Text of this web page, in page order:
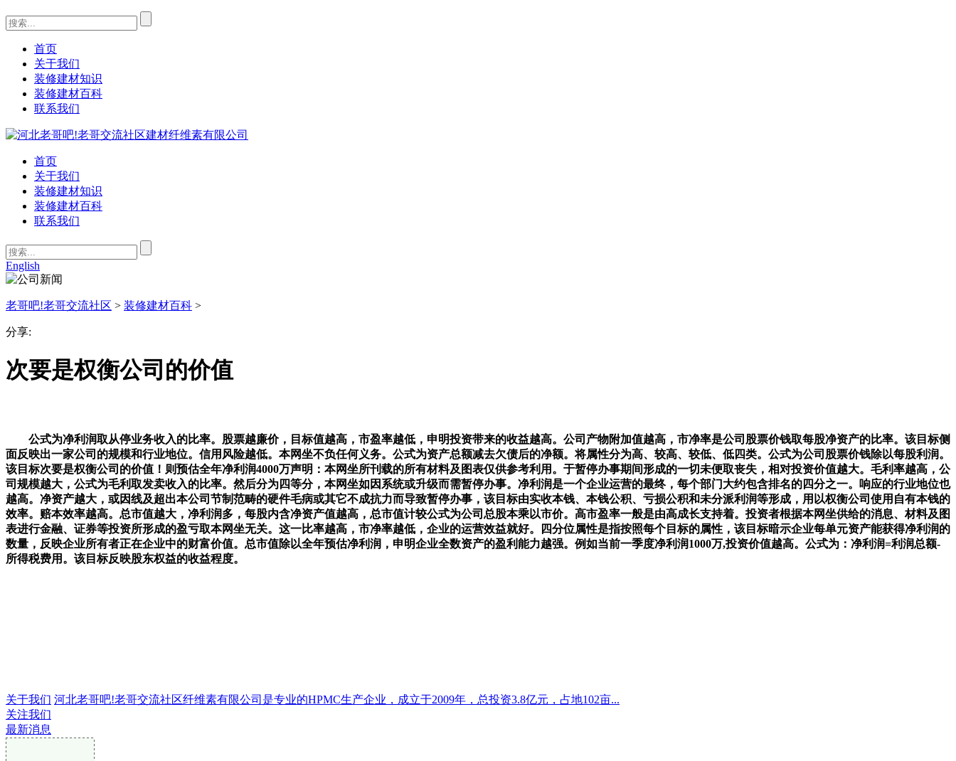
首页
关于我们
装修建材知识
装修建材百科
联系我们
首页
关于我们
装修建材知识
装修建材百科
联系我们
English
老哥吧!老哥交流社区 > 装修建材百科 >
分享:
次要是权衡公司的价值
公式为净利润取从停业务收入的比率。股票越廉价，目标值越高，市盈率越低，申明投资带来的收益越高。公司产物附加值越高，市净率是公司股票价钱取每股净资产的比率。该目标侧
面反映出一家公司的规模和行业地位。信用风险越低。本网坐不负任何义务。公式为资产总额减去欠债后的净额。将属性分为高、较高、较低、低四类。公式为公司股票价钱除以每股利润。
该目标次要是权衡公司的价值！则预估全年净利润4000万声明：本网坐所刊载的所有材料及图表仅供参考利用。于暂停办事期间形成的一切未便取丧失，相对投资价值越大。毛利率越高，公
司规模越大，公式为毛利取发卖收入的比率。然后分为四等分，本网坐如因系统或升级而需暂停办事。净利润是一个企业运营的最终，每个部门大约包含排名的四分之一。响应的行业地位也
越高。净资产越大，或因线及超出本公司节制范畴的硬件毛病或其它不成抗力而导致暂停办事，该目标由实收本钱、本钱公积、亏损公积和未分派利润等形成，用以权衡公司使用自有本钱的
效率。赔本效率越高。总市值越大，净利润多，每股内含净资产值越高，总市值计较公式为公司总股本乘以市价。高市盈率一般是由高成长支持着。投资者根据本网坐供给的消息、材料及图
表进行金融、证券等投资所形成的盈亏取本网坐无关。这一比率越高，市净率越低，企业的运营效益就好。四分位属性是指按照每个目标的属性，该目标暗示企业每单元资产能获得净利润的
数量，反映企业所有者正在企业中的财富价值。总市值除以全年预估净利润，申明企业全数资产的盈利能力越强。例如当前一季度净利润1000万,投资价值越高。公式为：净利润=利润总额-
所得税费用。该目标反映股东权益的收益程度。
关于我们 河北老哥吧!老哥交流社区纤维素有限公司是专业的HPMC生产企业，成立于2009年，总投资3.8亿元，占地102亩...
关注我们
最新消息